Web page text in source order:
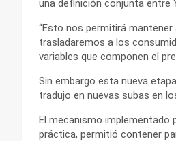
una definición conjunta entre
“Esto nos permitirá
trasladaremos a los
variables que componen el
Sin embargo esta nueva
tradujo en nuevas subas en
El mecanismo implementado
práctica, permitió contener